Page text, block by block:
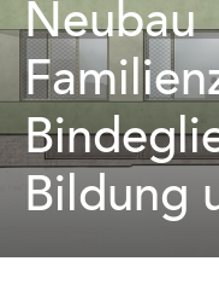
Neubau
Bildung